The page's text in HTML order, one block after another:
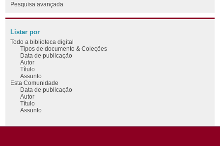
Pesquisa avançada
Listar por
Todo a biblioteca digital
Tipos de documento & Coleções
Data de publicação
Autor
Título
Assunto
Esta Comunidade
Data de publicação
Autor
Título
Assunto